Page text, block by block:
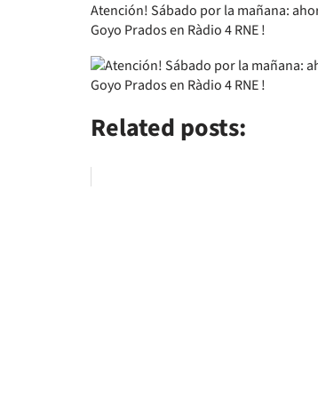
Atención! Sábado por la mañana:
Goyo Prados en Ràdio 4 RNE !
Related posts: